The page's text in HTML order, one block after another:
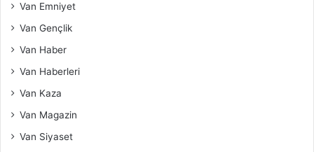
Van Emniyet
Van Gençlik
Van Haber
Van Haberleri
Van Kaza
Van Magazin
Van Siyaset